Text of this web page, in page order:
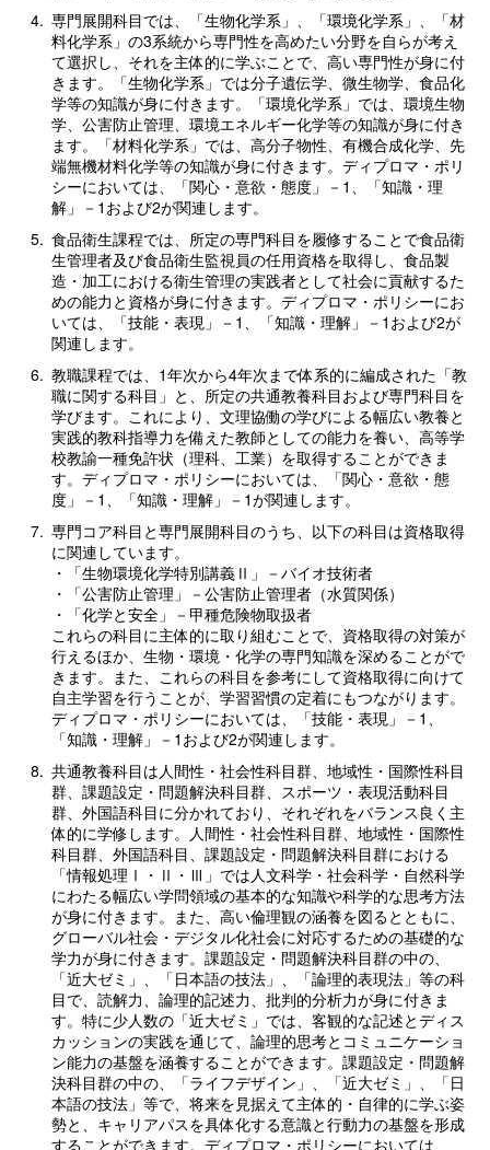
4. 専門展開科目では、「生物化学系」、「環境化学系」、「材
料化学系」の3系統から専門性を高めたい分野を自らが考え
て選択し、それを主体的に学ぶことで、高い専門性が身に付
きます。「生物化学系」では分子遺伝学、微生物学、食品化
学等の知識が身に付きます。「環境化学系」では、環境生物
学、公害防止管理、環境エネルギー化学等の知識が身に付き
ます。「材料化学系」では、高分子物性、有機合成化学、先
端無機材料化学等の知識が身に付きます。ディプロマ・ポリ
シーにおいては、「関心・意欲・態度」－1、「知識・理
解」－1および2が関連します。
5. 食品衛生課程では、所定の専門科目を履修することで食品衛
生管理者及び食品衛生監視員の任用資格を取得し、食品製
造・加工における衛生管理の実践者として社会に貢献するた
めの能力と資格が身に付きます。ディプロマ・ポリシーにお
いては、「技能・表現」－1、「知識・理解」－1および2が
関連します。
6. 教職課程では、1年次から4年次まで体系的に編成された「教
職に関する科目」と、所定の共通教養科目および専門科目を
学びます。これにより、文理協働の学びによる幅広い教養と
実践的教科指導力を備えた教師としての能力を養い、高等学
校教諭一種免許状（理科、工業）を取得することができま
す。ディプロマ・ポリシーにおいては、「関心・意欲・態
度」－1、「知識・理解」－1が関連します。
7. 専門コア科目と専門展開科目のうち、以下の科目は資格取得
に関連しています。
・「生物環境化学特別講義Ⅱ」－バイオ技術者
・「公害防止管理」－公害防止管理者（水質関係）
・「化学と安全」－甲種危険物取扱者
これらの科目に主体的に取り組むことで、資格取得の対策が
行えるほか、生物・環境・化学の専門知識を深めることがで
きます。また、これらの科目を参考にして資格取得に向けて
自主学習を行うことが、学習習慣の定着にもつながります。
ディプロマ・ポリシーにおいては、「技能・表現」－1、
「知識・理解」－1および2が関連します。
8. 共通教養科目は人間性・社会性科目群、地域性・国際性科目
群、課題設定・問題解決科目群、スポーツ・表現活動科目
群、外国語科目に分かれており、それぞれをバランス良く主
体的に学修します。人間性・社会性科目群、地域性・国際性
科目群、外国語科目、課題設定・問題解決科目群における
「情報処理Ⅰ・Ⅱ・Ⅲ」では人文科学・社会科学・自然科学
にわたる幅広い学問領域の基本的な知識や科学的な思考方法
が身に付きます。また、高い倫理観の涵養を図るとともに、
グローバル社会・デジタル化社会に対応するための基礎的な
学力が身に付きます。課題設定・問題解決科目群の中の、
「近大ゼミ」、「日本語の技法」、「論理的表現法」等の科
目で、読解力、論理的記述力、批判的分析力が身に付きま
す。特に少人数の「近大ゼミ」では、客観的な記述とディス
カッションの実践を通じて、論理的思考とコミュニケーショ
ン能力の基盤を涵養することができます。課題設定・問題解
決科目群の中の、「ライフデザイン」、「近大ゼミ」、「日
本語の技法」等で、将来を見据えて主体的・自律的に学ぶ姿
勢と、キャリアパスを具体化する意識と行動力の基盤を形成
することができます。ディプロマ・ポリシーにおいては、